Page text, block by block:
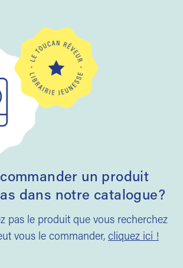
un produit
dans notre catalogue?
pas le produit que vous recherchez
vous le commander, cliquez ici !